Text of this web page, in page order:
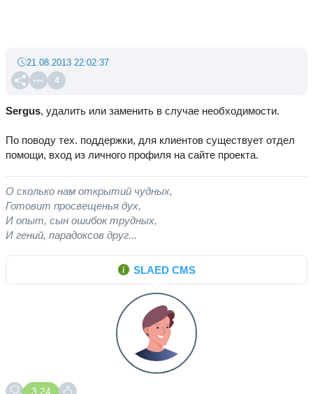
4
21.08.2013 22:02:37
Sergus, удалить или заменить в случае необходимости.
По поводу тех. поддержки, для клиентов существует отдел
помощи, вход из личного профиля на сайте проекта.
О сколько нам открытий чудных,
Готовит просвещенья дух,
И опыт, сын ошибок трудных,
И гений, парадоксов друг...
SLAED CMS
3.24